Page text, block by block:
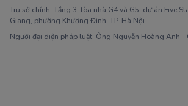
Trụ sở chính: Tầng 3, tòa nhà G4 và G5, dự án Five
Giang, phường Khương Đình, TP. Hà Nội
Người đại diện pháp luật: Ông Nguyễn Hoàng Anh -